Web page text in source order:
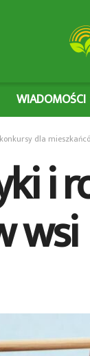
WIADOMOŚCI
dla
i
wsi